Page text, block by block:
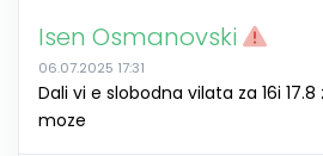
Isen Osmanovski
06.07.2025 17:31
Dali vi e slobodna vilata za 16i
moze